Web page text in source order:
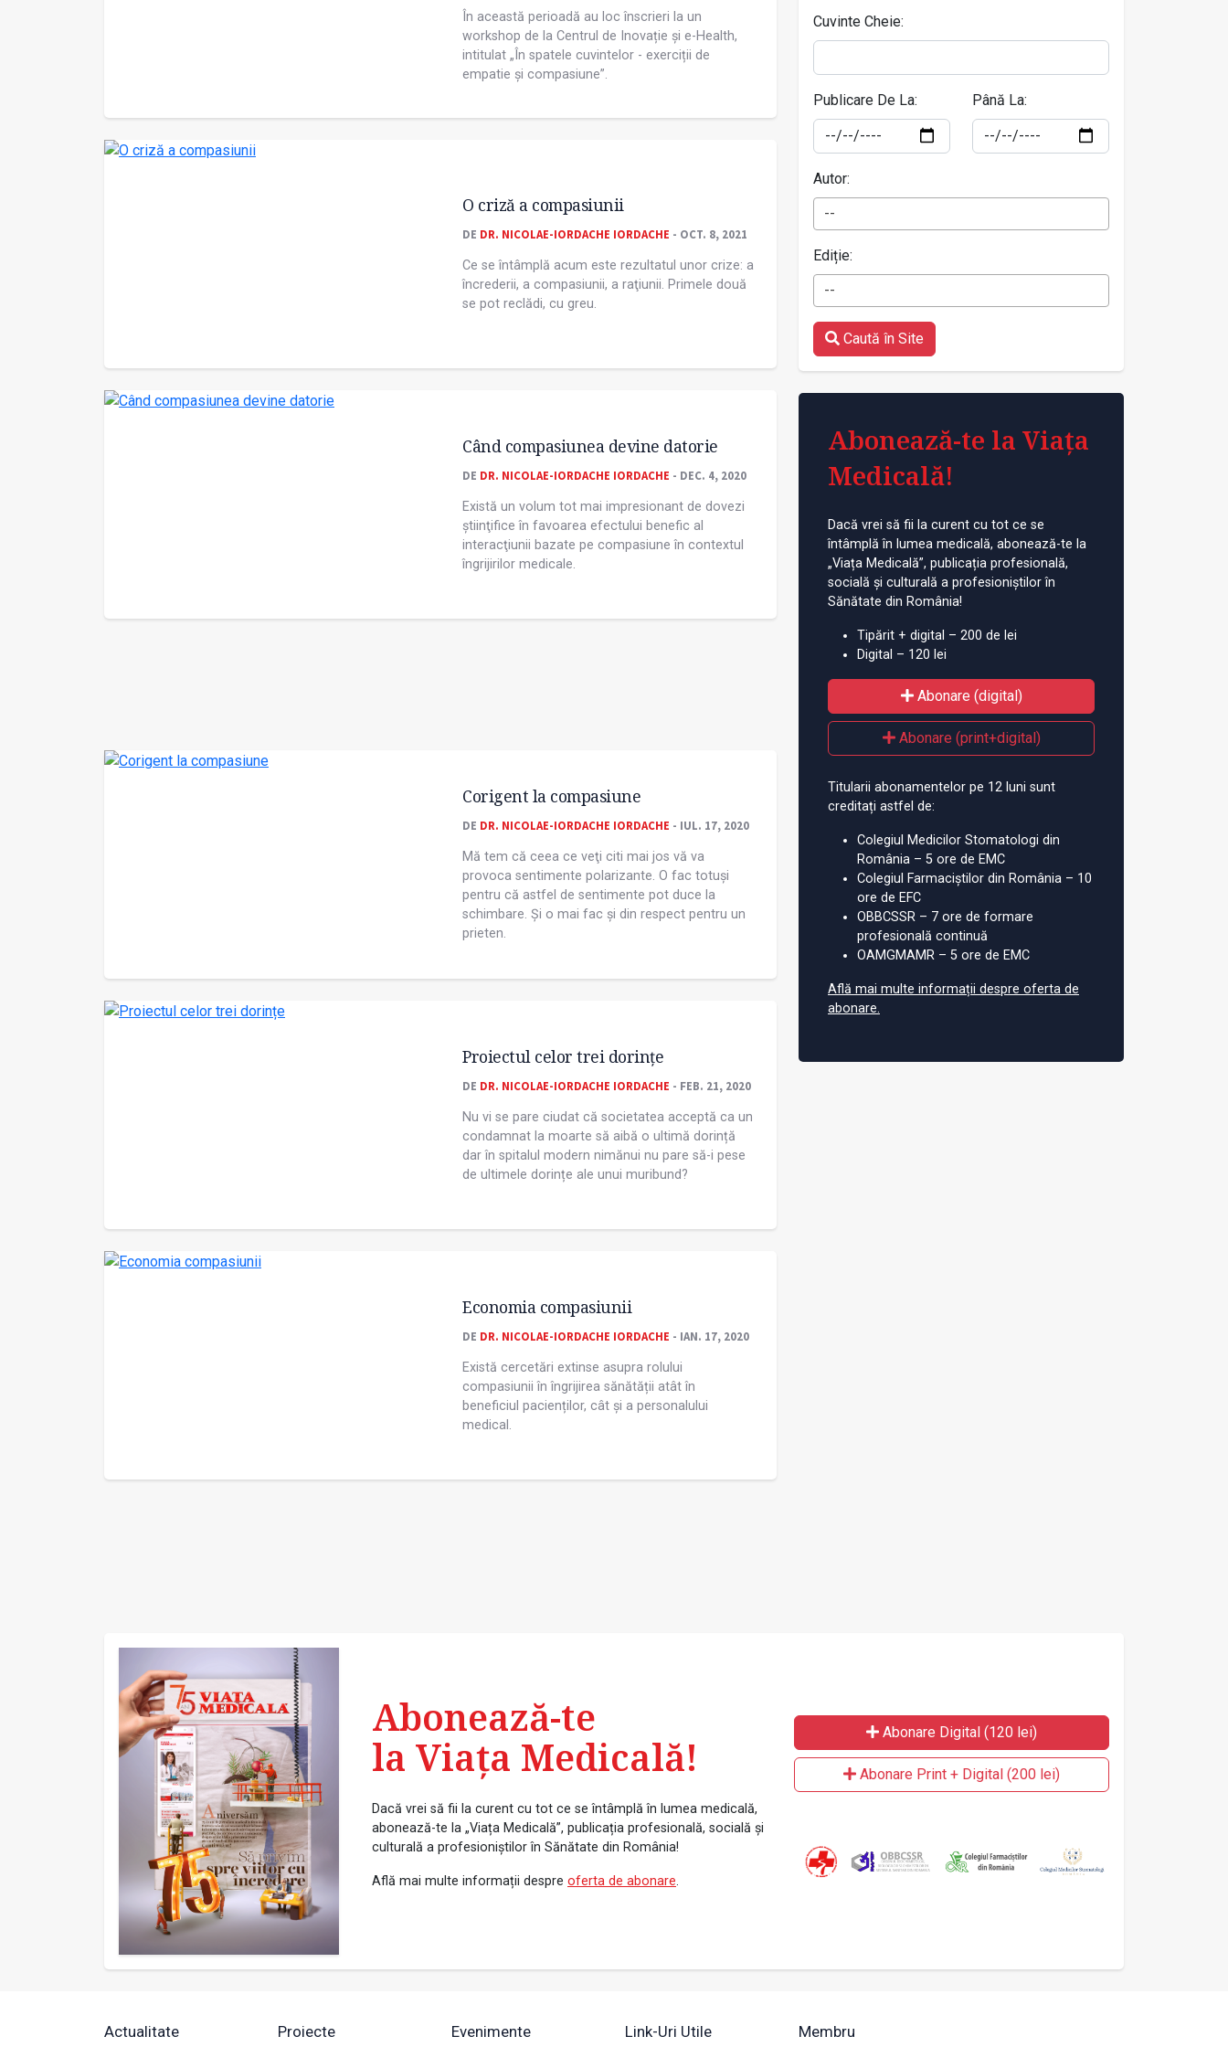
În această perioadă au loc înscrieri la un
workshop de la Centrul de Inovație și e-Health,
intitulat „În spatele cuvintelor - exerciții de
empatie și compasiune”.
O criză a compasiunii
DE DR. NICOLAE-IORDACHE IORDACHE - OCT. 8, 2021
Ce se întâmplă acum este rezultatul unor crize: a
încrederii, a compasiunii, a raţiunii. Primele două
se pot reclădi, cu greu.
Când compasiunea devine datorie
DE DR. NICOLAE-IORDACHE IORDACHE - DEC. 4, 2020
Există un volum tot mai impresionant de dovezi
știinţifice în favoarea efectului benefic al
interacţiunii bazate pe compasiune în contextul
îngrijirilor medicale.
Corigent la compasiune
DE DR. NICOLAE-IORDACHE IORDACHE - IUL. 17, 2020
Mă tem că ceea ce veţi citi mai jos vă va
provoca sentimente polarizante. O fac totuși
pentru că astfel de sentimente pot duce la
schimbare. Și o mai fac și din respect pentru un
prieten.
Proiectul celor trei dorințe
DE DR. NICOLAE-IORDACHE IORDACHE - FEB. 21, 2020
Nu vi se pare ciudat că societatea acceptă ca un
condamnat la moarte să aibă o ultimă dorință
dar în spitalul modern nimănui nu pare să-i pese
de ultimele dorințe ale unui muribund?
Economia compasiunii
DE DR. NICOLAE-IORDACHE IORDACHE - IAN. 17, 2020
Există cercetări extinse asupra rolului
compasiunii în îngrijirea sănătății atât în
beneficiul pacienților, cât și a personalului
medical.
Cuvinte Cheie:
Publicare De La: Până La:
Autor:
--
Ediție:
--
Caută în Site
Abonează-te la Viața
Medicală!
Dacă vrei să fii la curent cu tot ce se
întâmplă în lumea medicală, abonează-te la
„Viața Medicală”, publicația profesională,
socială și culturală a profesioniștilor în
Sănătate din România!
Tipărit + digital – 200 de lei
Digital – 120 lei
Abonare (digital)
Abonare (print+digital)
Titularii abonamentelor pe 12 luni sunt
creditați astfel de:
Colegiul Medicilor Stomatologi din
România – 5 ore de EMC
Colegiul Farmaciștilor din România – 10
ore de EFC
OBBCSSR – 7 ore de formare
profesională continuă
OAMGMAMR – 5 ore de EMC
Află mai multe informații despre oferta de
abonare.
Abonează-te
la Viața Medicală!
Dacă vrei să fii la curent cu tot ce se întâmplă în lumea medicală,
abonează-te la „Viața Medicală”, publicația profesională, socială și
culturală a profesioniștilor în Sănătate din România!
Află mai multe informații despre oferta de abonare.
Abonare Digital (120 lei)
Abonare Print + Digital (200 lei)
Actualitate Proiecte Evenimente Link-Uri Utile Membru